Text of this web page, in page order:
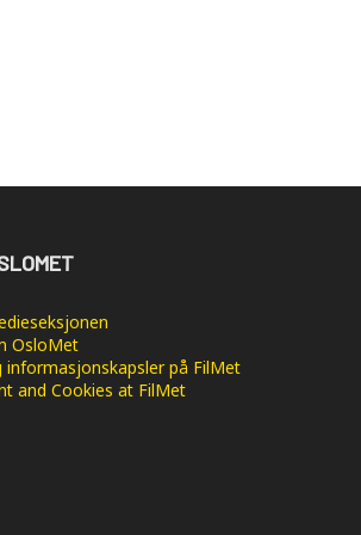
OsloMet
på FilMet
and Cookies at FilMet